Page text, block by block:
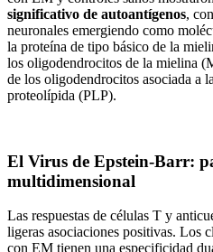
significativo de autoantígenos,
neuronales emergiendo como
la proteína de tipo básico de la
los oligodendrocitos de la mielina
de los oligodendrocitos asociada a
proteolípida (PLP).
El Virus de Epstein-Barr:
multidimensional
Las respuestas de células T y
ligeras asociaciones positivas. Los
con EM tienen una especificidad